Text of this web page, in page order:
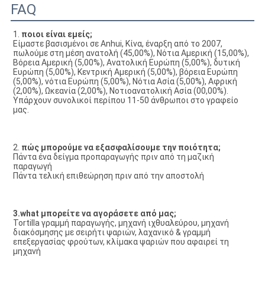
FAQ
1. ποιοι είναι εμείς;
Είμαστε βασισμένοι σε Anhui, Κίνα, έναρξη από το 2007,
πωλούμε στη μέση ανατολή (45,00%), Νότια Αμερική (15,00%),
Βόρεια Αμερική (5,00%), Ανατολική Ευρώπη (5,00%), δυτική
Ευρώπη (5,00%), Κεντρική Αμερική (5,00%), βόρεια Ευρώπη
(5,00%), νότια Ευρώπη (5,00%), Νότια Ασία (5,00%), Αφρική
(2,00%), Ωκεανία (2,00%), Νοτιοανατολική Ασία (00,00%).
Υπάρχουν συνολικοί περίπου 11-50 άνθρωποι στο γραφείο
μας.
2. πώς μπορούμε να εξασφαλίσουμε την ποιότητα;
Πάντα ένα δείγμα προπαραγωγής πριν από τη μαζική
παραγωγή
Πάντα τελική επιθεώρηση πριν από την αποστολή
3.what μπορείτε να αγοράσετε από μας;
Tortilla γραμμή παραγωγής, μηχανή ιχθυαλεύρου, μηχανή
διακόσμησης με σειρήτι ψαριών, λαχανικό & γραμμή
επεξεργασίας φρούτων, κλίμακα ψαριών που αφαιρεί τη
μηχανή